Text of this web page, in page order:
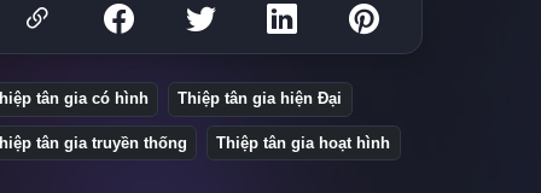
tân gia có hình Thiệp tân gia hiện Đại
tân gia truyền thống Thiệp tân gia hoạt hình